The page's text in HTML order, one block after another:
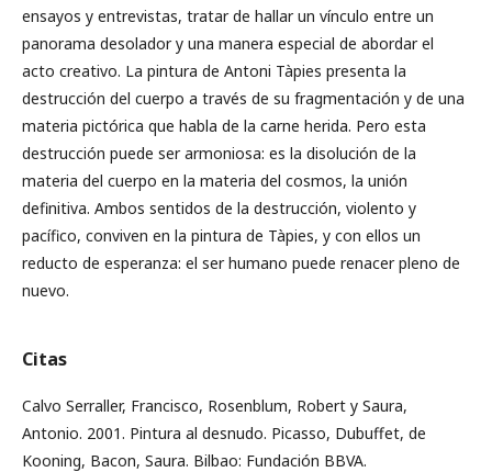
ensayos y entrevistas, tratar de hallar un vínculo entre un
panorama desolador y una manera especial de abordar el
acto creativo. La pintura de Antoni Tàpies presenta la
destrucción del cuerpo a través de su fragmentación y de una
materia pictórica que habla de la carne herida. Pero esta
destrucción puede ser armoniosa: es la disolución de la
materia del cuerpo en la materia del cosmos, la unión
definitiva. Ambos sentidos de la destrucción, violento y
pacífico, conviven en la pintura de Tàpies, y con ellos un
reducto de esperanza: el ser humano puede renacer pleno de
nuevo.
Citas
Calvo Serraller, Francisco, Rosenblum, Robert y Saura,
Antonio. 2001. Pintura al desnudo. Picasso, Dubuffet, de
Kooning, Bacon, Saura. Bilbao: Fundación BBVA.